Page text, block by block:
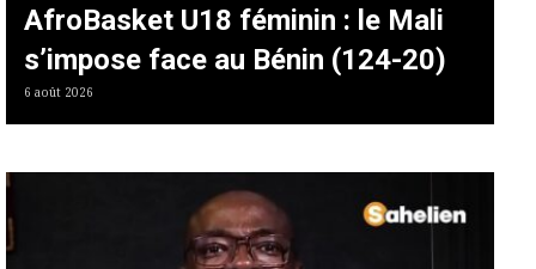
AfroBasket U18 féminin : le Mali
s’impose face au Bénin (124-20)
6 août 2026